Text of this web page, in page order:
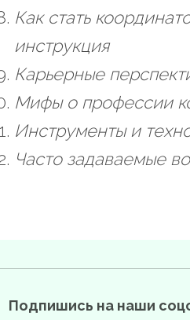
Как стать
инструкция
Карьерные
Мифы о профессии
Инструменты и
Часто задаваемые
Подпишись на наши